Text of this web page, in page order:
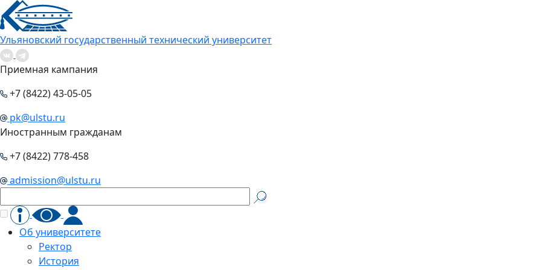
Ульяновский государственный технический университет
Приемная кампания
+7 (8422) 43-05-05
pk@ulstu.ru
Иностранным гражданам
+7 (8422) 778-458
admission@ulstu.ru
Об университете
Ректор
История